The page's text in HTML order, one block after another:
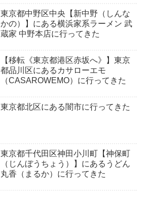
東京都中野区中央【新中野（しんな
かの）】にある横浜家系ラーメン 武
蔵家 中野本店に行ってきた
【移転《東京都港区赤坂へ》】東京
都品川区にあるカサローエモ
（CASAROWEMO）に行ってきた
東京都北区にある闇市に行ってきた
東京都千代田区神田小川町【神保町
（じんぼうちょう）】にあるうどん
丸香（まるか）に行ってきた